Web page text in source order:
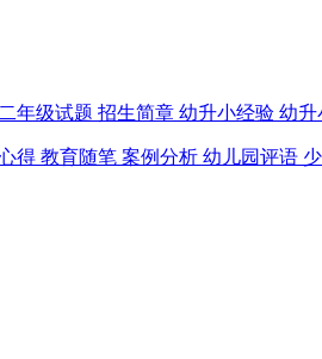
二年级试题 招生简章 幼升小经验 幼升
得 教育随笔 案例分析 幼儿园评语